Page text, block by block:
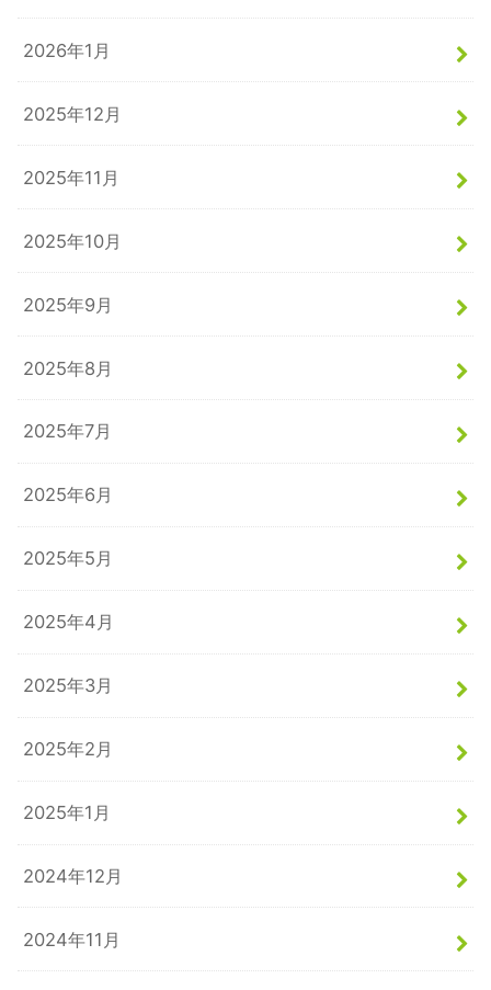
2026年1月
2025年12月
2025年11月
2025年10月
2025年9月
2025年8月
2025年7月
2025年6月
2025年5月
2025年4月
2025年3月
2025年2月
2025年1月
2024年12月
2024年11月